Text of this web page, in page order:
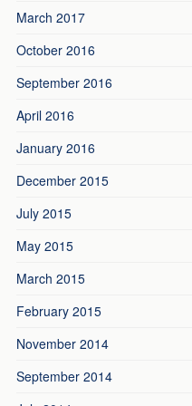
March 2017
October 2016
September 2016
April 2016
January 2016
December 2015
July 2015
May 2015
March 2015
February 2015
November 2014
September 2014